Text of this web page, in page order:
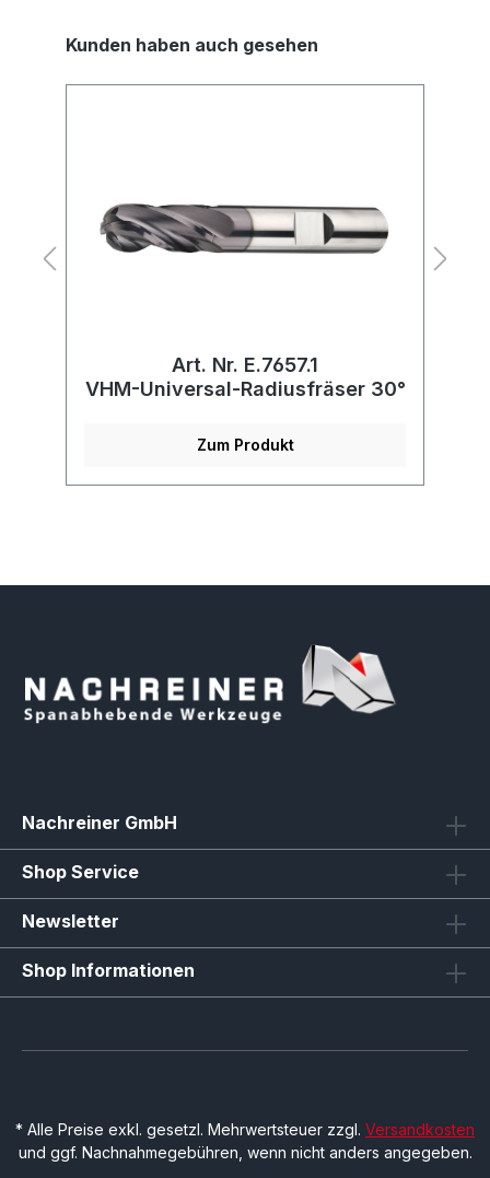
Kunden haben auch gesehen
Art. Nr. E.7657.1
VHM-Universal-Radiusfräser 30°
Zum Produkt
Nachreiner GmbH
Shop Service
Newsletter
Shop Informationen
* Alle Preise exkl. gesetzl. Mehrwertsteuer zzgl. Versandkosten
und ggf. Nachnahmegebühren, wenn nicht anders angegeben.